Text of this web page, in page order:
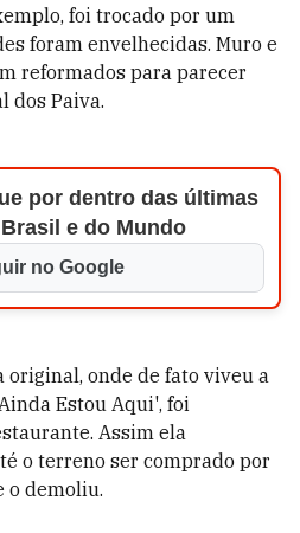
foi trocado por um
foram envelhecidas. Muro e
reformados para parecer
dos Paiva.
por dentro das últimas
e do Mundo
no Google
original, onde de fato viveu a
Estou Aqui', foi
Assim ela
o terreno ser comprado por
o demoliu.